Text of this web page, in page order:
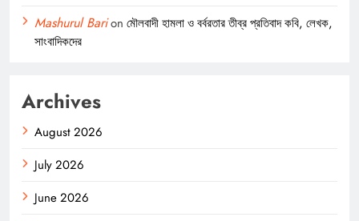
Mashurul Barion মৌলবাদী হামলা ও বর্বরতার তীব্র প্রতিবাদ কবি, লেখক,
সাংবাদিকদের
Archives
August 2026
July 2026
June 2026